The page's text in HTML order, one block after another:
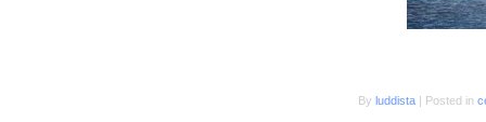
By luddista | Posted in